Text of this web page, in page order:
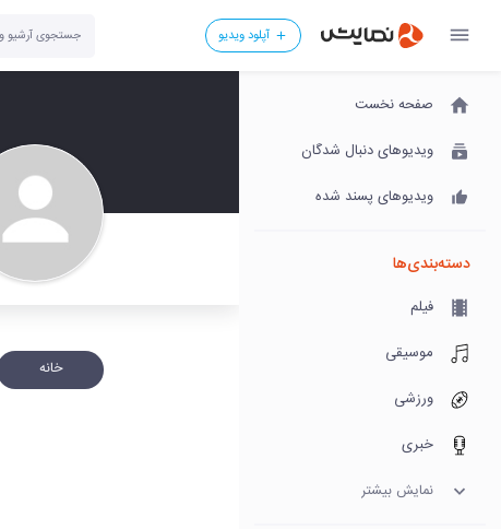
آپلود ویدیو
صفحه نخست
ویدیوهای دنبال شدگان
ویدیوهای پسند شده
دسته‌بندی‌ها
فیلم
موسیقی
ورزشی
خبری
نمایش بیشتر
خانه